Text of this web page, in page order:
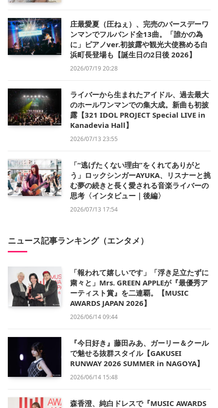
庄最愛夏（圧ねぇ）、完売のバースデーワ
ンマンでフルバンド全13曲。「誰かの為
に」ピアノver.初披露や観光大使務める白
浜町長登場も【誕生日の2日後 2026】
2026/07/19 20:28
ライバーから生まれたアイドル、過去最大
のホールワンマンでの集大成。新曲も初披
露【321 IDOL PROJECT Special LIVE in
Kanadevia Hall】
2026/07/13 23:55
「“逃げたくない理由”をくれてありがと
う」ロックシンガーAYUKA、リスナーと挑
む夢の続きと長く愛される音楽ライバーの
思考〈インタビュー｜後編〉
2026/07/13 17:54
ニュース記事ランキング（エンタメ）
「報われて嬉しいです」「浮き足立たずに
粛々と」Mrs. GREEN APPLEが『最優秀ア
ーティスト賞』を二連覇。【MUSIC
AWARDS JAPAN 2026】
2026/06/14 09:44
『今日好き』藤田みあ、ガーリー＆クール
で魅せる抜群スタイル【GAKUSEI
RUNWAY 2026 SUMMER in NAGOYA】
2026/06/14 15:48
森香澄、純白ドレスで『MUSIC AWARDS